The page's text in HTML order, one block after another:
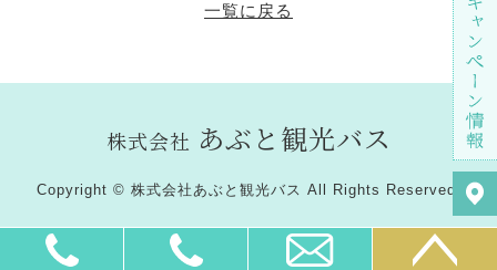
一覧に戻る
株式会社 あぶと観光バス
Copyright © 株式会社あぶと観光バス All Rights Reserved.